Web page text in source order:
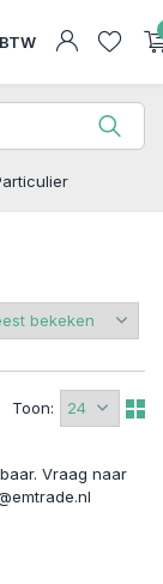
BTW
Toon:
Vraag naar